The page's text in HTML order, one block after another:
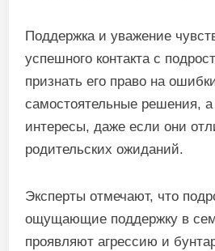
Поддержка и уважение
успешного контакта с
признать его право на
самостоятельные решения, а
интересы, даже если они
родительских ожиданий.
Эксперты отмечают, что
ощущающие поддержку в
проявляют агрессию и